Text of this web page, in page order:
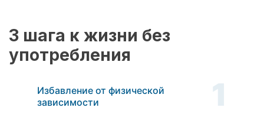
3 шага к жизни без
употребления
Избавление от физической
зависимости
1